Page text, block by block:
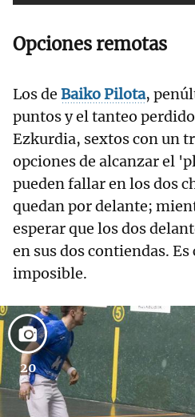
Opciones remotas
Los de Baiko Pilota,
puntos y el tanteo
Ezkurdia, sextos con un
opciones de alcanzar el
pueden fallar en los dos
quedan por delante;
esperar que los dos
en sus dos contiendas.
imposible.
20